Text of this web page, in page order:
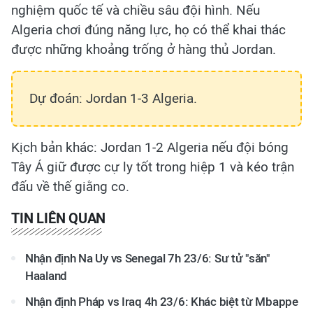
nghiệm quốc tế và chiều sâu đội hình. Nếu
Algeria chơi đúng năng lực, họ có thể khai thác
được những khoảng trống ở hàng thủ Jordan.
Dự đoán: Jordan 1-3 Algeria.
Kịch bản khác: Jordan 1-2 Algeria nếu đội bóng
Tây Á giữ được cự ly tốt trong hiệp 1 và kéo trận
đấu về thế giằng co.
TIN LIÊN QUAN
Nhận định Na Uy vs Senegal 7h 23/6: Sư tử "săn"
Haaland
Nhận định Pháp vs Iraq 4h 23/6: Khác biệt từ Mbappe